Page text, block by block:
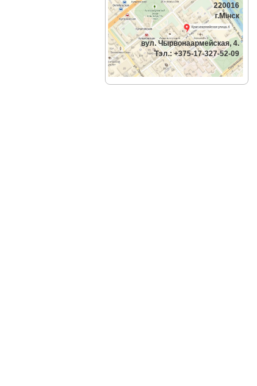
220016
г.Мiнск
вул. Чырвонаармейская, 4.
Тэл.: +375-17-327-52-09